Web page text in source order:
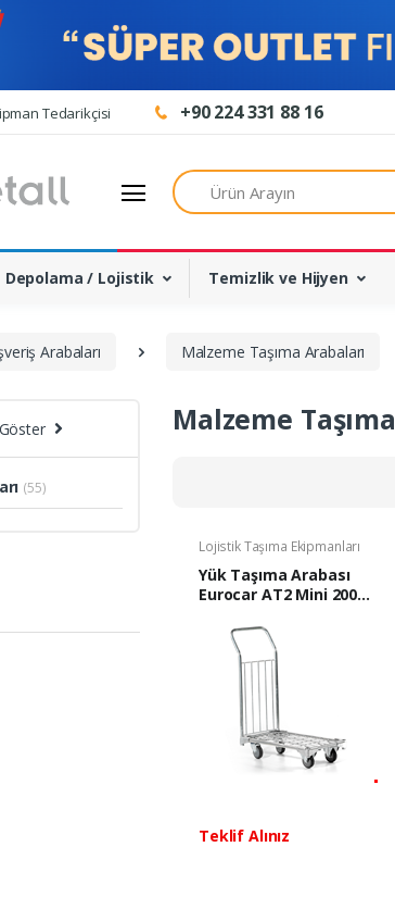
Tedarikçisi +90 224 331 88 16
Ürün Arayın
Depolama / Lojistik Temizlik ve Hijyen
Arabaları Malzeme Taşıma Arabaları
(55)
Malzeme
Lojistik Taşıma Ekipmanları
Yük Taşıma Arabası
Eurocar AT2 Mini 200
Teklif Alınız